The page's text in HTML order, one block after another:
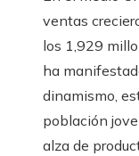
ventas
los 1,929
ha
dinamismo,
población
alza de